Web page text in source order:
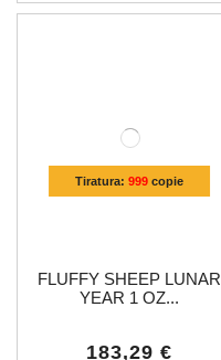
Tiratura:999 copie
FLUFFY SHEEP LUNAR
YEAR 1 OZ...
183,29 €